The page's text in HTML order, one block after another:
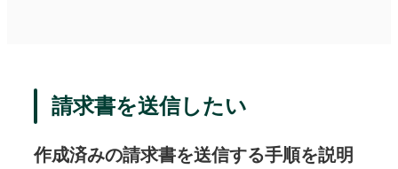
請求書を送信したい
作成済みの請求書を送信する手順を説明